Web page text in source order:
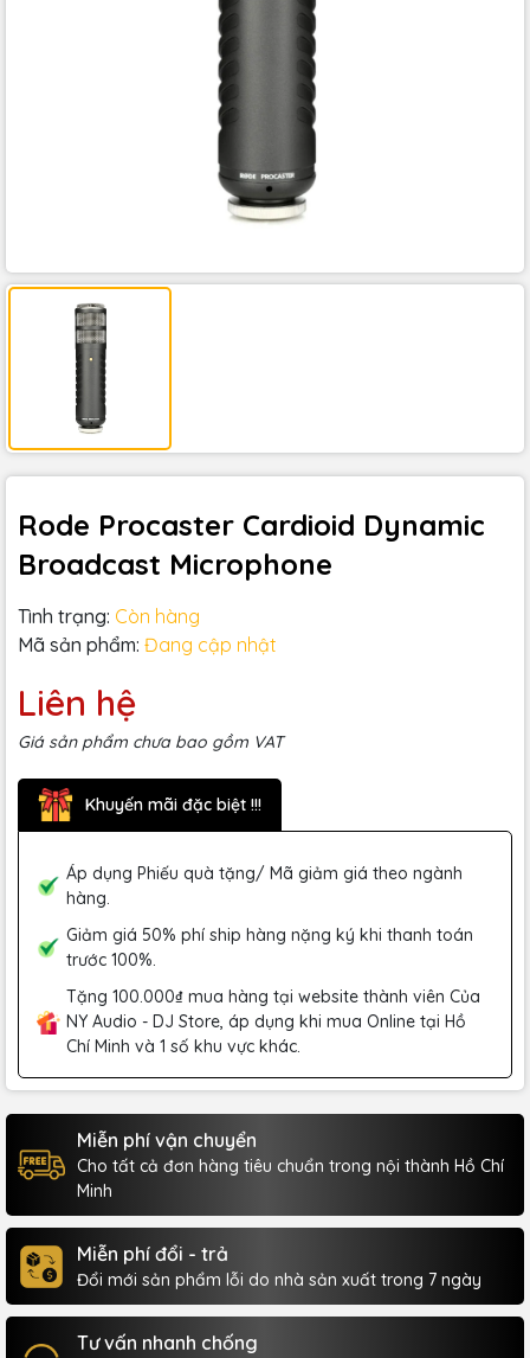
Rode Procaster Cardioid Dynamic
Broadcast Microphone
Tình trạng: Còn hàng
Mã sản phẩm: Đang cập nhật
Liên hệ
Giá sản phẩm chưa bao gồm VAT
Khuyến mãi đặc biệt !!!
Áp dụng Phiếu quà tặng/ Mã giảm giá theo ngành
hàng.
Giảm giá 50% phí ship hàng nặng ký khi thanh toán
trước 100%.
Tặng 100.000₫ mua hàng tại website thành viên Của
NY Audio - DJ Store, áp dụng khi mua Online tại Hồ
Chí Minh và 1 số khu vực khác.
Miễn phí vận chuyển
Cho tất cả đơn hàng tiêu chuẩn trong nội thành Hồ Chí
Minh
Miễn phí đổi - trả
Đổi mới sản phẩm lỗi do nhà sản xuất trong 7 ngày
Tư vấn nhanh chống